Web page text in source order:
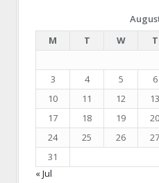
M
T W T
3
4 5 6
10
11 12 13
17
18 19 20
24
25 26 27
31
« Jul